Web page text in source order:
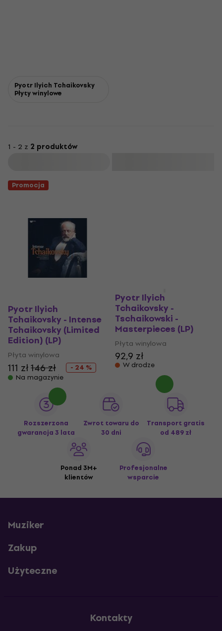
Pyotr Ilyich Tchaikovsky
Płyty winylowe
1 - 2 z 2 produktów
Promocja
Pyotr Ilyich
Tchaikovsky - Intense
Tchaikovsky (Limited
Edition) (LP)
Płyta winylowa
111 zł146 zł
- 24 %
Na magazynie
Pyotr Ilyich
Tchaikovsky -
Tschaikowski -
Masterpieces (LP)
Płyta winylowa
92,9 zł
W drodze
Rozszerzona
gwarancja 3 lata
Zwrot towaru do
30 dni
Transport gratis
od 489 zł
Ponad 3M+
klientów
Profesjonalne
wsparcie
Muziker
Zakup
Użyteczne
Kontakty